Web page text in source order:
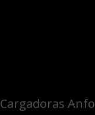
Cargadoras Anfo